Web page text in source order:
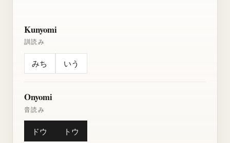
Kunyomi
訓読み
みち いう
Onyomi
音読み
ドウ トウ